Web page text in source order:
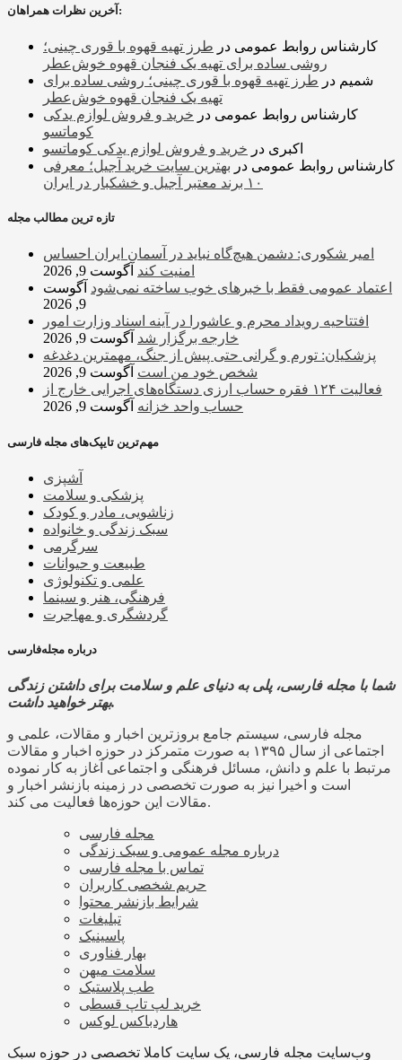
آخرین نظرات همراهان:
کارشناس روابط عمومی در طرز تهیه قهوه با قوری چینی؛
روشی ساده برای تهیه یک فنجان قهوه خوش‌عطر
شمیم در طرز تهیه قهوه با قوری چینی؛ روشی ساده برای
تهیه یک فنجان قهوه خوش‌عطر
کارشناس روابط عمومی در خرید و فروش لوازم یدکی
کوماتسو
اکبری در خرید و فروش لوازم یدکی کوماتسو
کارشناس روابط عمومی در بهترین سایت خرید آجیل؛ معرفی
۱۰ برند معتبر آجیل و خشکبار در ایران
تازه ترین مطالب مجله
امیر شکوری: دشمن هیچ‌گاه نباید در آسمان ایران احساس
امنیت کند آگوست 9, 2026
اعتماد عمومی فقط با خبرهای خوب ساخته نمی‌شود آگوست
9, 2026
افتتاحیه رویداد محرم و عاشورا در آینه اسناد وزارت امور
خارجه برگزار شد آگوست 9, 2026
پزشکیان: تورم و گرانی حتی پیش از جنگ، مهمترین دغدغه
شخص خود من است آگوست 9, 2026
فعالیت ۱۲۴ فقره حساب ارزی دستگاه‌های اجرایی خارج از
حساب واحد خزانه آگوست 9, 2026
مهم‌ترین تایپک‌های مجله فارسی
آشپزی
پزشکی و سلامت
زناشویی، مادر و کودک
سبک زندگی و خانواده
سرگرمی
طبیعت و حیوانات
علمی و تکنولوژی
فرهنگی، هنر و سینما
گردشگری و مهاجرت
درباره مجله‌فارسی
شما با مجله فارسی، پلی به دنیای علم و سلامت برای داشتن زندگی
بهتر خواهید داشت.
مجله فارسی، سیستم جامع بروزترین اخبار و مقالات، علمی و
اجتماعی از سال ۱۳۹۵ به صورت متمرکز در حوزه اخبار و مقالات
مرتبط با علم و دانش، مسائل فرهنگی و اجتماعی آغاز به کار نموده
است و اخیرا نیز به صورت تخصصی در زمینه بازنشر اخبار و
مقالات این حوزه‌ها فعالیت می کند.
مجله فارسی
درباره مجله عمومی و سبک زندگی
تماس با مجله فارسی
حریم شخصی کاربران
شرایط بازنشر محتوا
تبلیغات
پاسینیک
بهار فناوری
سلامت میهن
طب پلاستیک
خرید لپ تاپ قسطی
هاردباکس لوکس
وب‌سایت مجله فارسی، یک سایت کاملا تخصصی در حوزه سبک